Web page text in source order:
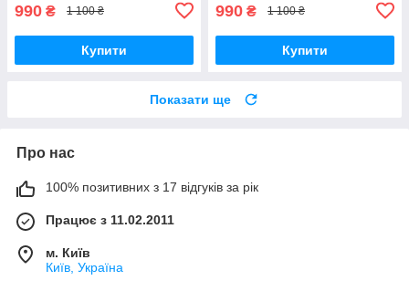
990 ₴ 1 100 ₴
Купити
990 ₴ 1 100 ₴
Купити
Показати ще
Про нас
100% позитивних з 17 відгуків за рік
Працює з 11.02.2011
м. Київ
Київ, Україна